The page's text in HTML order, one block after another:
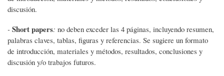
discusión.
- Short papers: no deben exceder las 4 páginas, incluyendo resumen,
palabras claves, tablas, figuras y referencias. Se sugiere un formato
de introducción, materiales y métodos, resultados, conclusiones y
discusión y/o trabajos futuros.